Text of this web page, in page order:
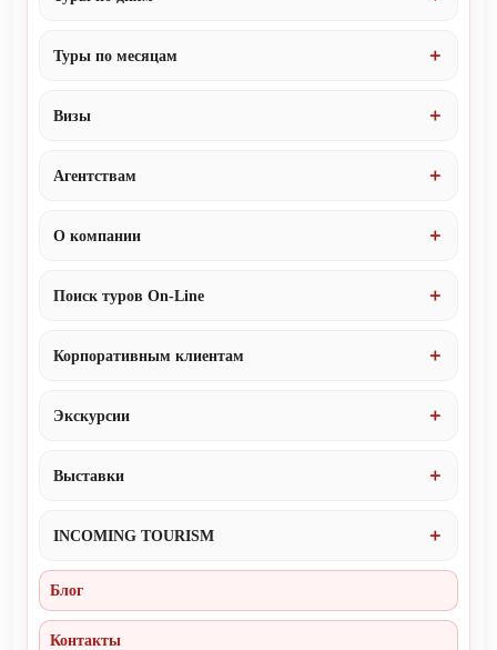
Туры по месяцам
Визы
Агентствам
О компании
Поиск туров On-Line
Корпоративным клиентам
Экскурсии
Выставки
INCOMING TOURISM
Блог
Контакты